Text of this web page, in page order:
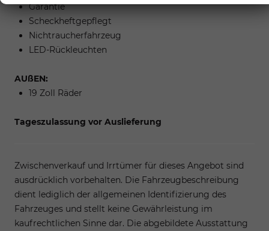
Garantie
Scheckheftgepflegt
Nichtraucherfahrzeug
LED-Rückleuchten
AUßEN:
19 Zoll Räder
Tageszulassung vor Auslieferung
Zwischenverkauf und Irrtümer für dieses Angebot sind
ausdrücklich vorbehalten. Die Fahrzeugbeschreibung
dient lediglich der allgemeinen Identifizierung des
Fahrzeuges und stellt keine Gewährleistung im
kaufrechtlichen Sinne dar. Die abgebildete Ausstattung